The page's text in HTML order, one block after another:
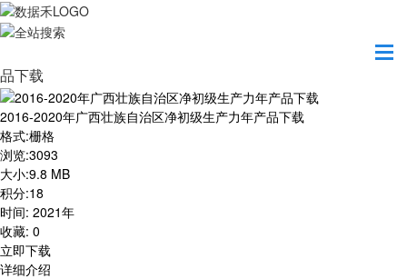
2016-2020年广西壮族自治区净初级生产力年产
品下载
2016-2020年广西壮族自治区净初级生产力年产品下载
格式:栅格
浏览:3093
大小:9.8 MB
积分:18
时间: 2021年
收藏: 0
立即下载
详细介绍